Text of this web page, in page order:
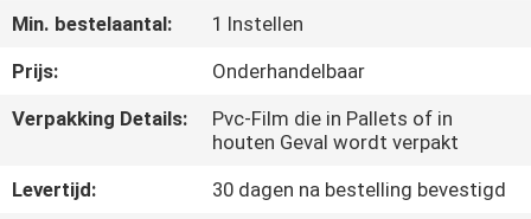
NEEM
CONTACT
MET
OP
Min. bestelaantal:
1 Instellen
Prijs:
Onderhandelbaar
Verpakking Details:
Pvc-Film die in Pallets of in
houten Geval wordt verpakt
Levertijd:
30 dagen na bestelling bevestigd